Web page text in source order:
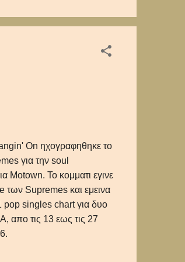
μία ατμόσφαιρα
On ηχογραφηθηκε το
για την soul
Motown. Το κομματι εγινε
Supremes και εμεινα
singles chart για δυο
απο τις 13 εως τις 27